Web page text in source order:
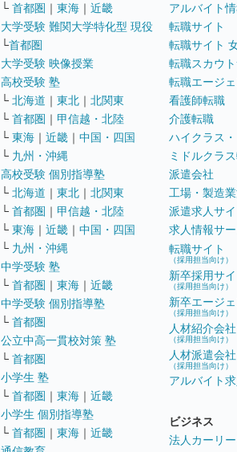
└ 首都圏 ｜ 東海 ｜ 近畿
大学受験 難関大学特化型 現役
└首都圏
大学受験 映像授業
高校受験 塾
└ 北海道 ｜ 東北 ｜ 北関東
└ 首都圏 ｜ 甲信越・北陸
└ 東海 ｜ 近畿 ｜ 中国・四国
└ 九州・沖縄
高校受験 個別指導塾
└ 北海道 ｜ 東北 ｜ 北関東
└ 首都圏 ｜ 甲信越・北陸
└ 東海 ｜ 近畿 ｜ 中国・四国
└ 九州・沖縄
中学受験 塾
└ 首都圏 ｜ 東海 ｜ 近畿
中学受験 個別指導塾
└ 首都圏
公立中高一貫校対策 塾
└ 首都圏
小学生 塾
└ 首都圏 ｜ 東海 ｜ 近畿
小学生 個別指導塾
└ 首都圏 ｜ 東海 ｜ 近畿
アルバイト
転職サイト
転職サイト
転職スカウ
転職エージェ
看護師転職
介護転職
ハイクラス・
ミドルクラ
派遣会社
工場・製造
派遣求人サイ
求人情報サ
転職サイト
（採用担当向け）
新卒採用サイ
（採用担当向け）
新卒エージェ
（採用担当向け）
人材紹介会社
（採用担当向け）
人材派遣会社
（採用担当向け）
アルバイト
ビジネス
法人カーリー